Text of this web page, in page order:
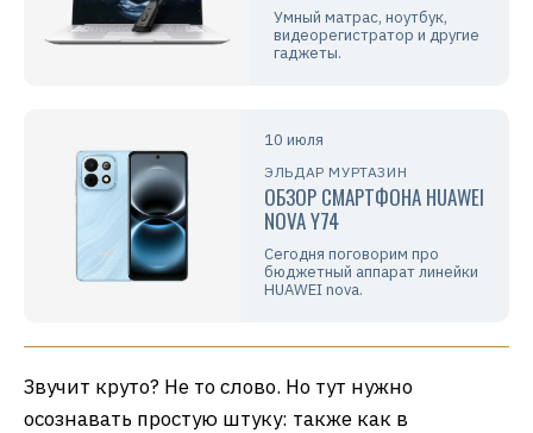
Умный матрас, ноутбук,
видеорегистратор и другие
гаджеты.
10 июля
ЭЛЬДАР МУРТАЗИН
ОБЗОР СМАРТФОНА HUAWEI
NOVA Y74
Сегодня поговорим про
бюджетный аппарат линейки
HUAWEI nova.
Звучит круто? Не то слово. Но тут нужно
осознавать простую штуку: также как в